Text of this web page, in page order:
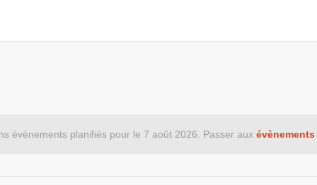
évènements planifiés pour le 7 août 2026. Passer aux